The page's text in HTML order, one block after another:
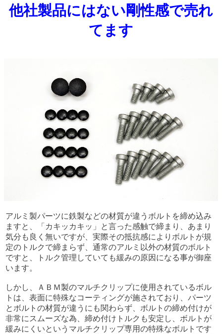
他社製品にはない剛性感で売れ
てます
アルミ製パーツに鉄製などの材質が違うボルトを締め込み
ますと、「カキッカキッ」と言った感触で締まり、あまり
気分も良く無いですが、実際その抵抗感によりボルトが規
定のトルクで締まらず、通常のアルミ以外の材質のボルト
ですと、トルク管理していても緩みの原因になる事が御座
います。
しかし、ＡＢＭ製のマルチクリップに使用されているボル
トは、表面に特殊なコーティングが施されており、パーツ
とボルトの材質が違うにも関わらず、ボルトの締め付けが
非常にスムーズな為、締め付けトルクも安定し、ボルトが
緩みにくいというマルチクリップ専用の特殊なボルトです